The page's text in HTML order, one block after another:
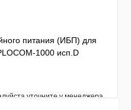
питания (ИБП) для
1000 исп.D
уточните у менеджера